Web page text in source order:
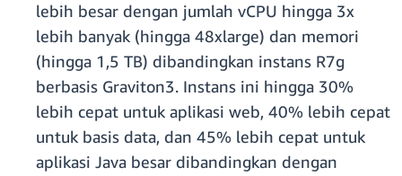
lebih besar dengan jumlah vCPU hingga 3x
lebih banyak (hingga 48xlarge) dan memori
(hingga 1,5 TB) dibandingkan instans R7g
berbasis Graviton3. Instans ini hingga 30%
lebih cepat untuk aplikasi web, 40% lebih cepat
untuk basis data, dan 45% lebih cepat untuk
aplikasi Java besar dibandingkan dengan